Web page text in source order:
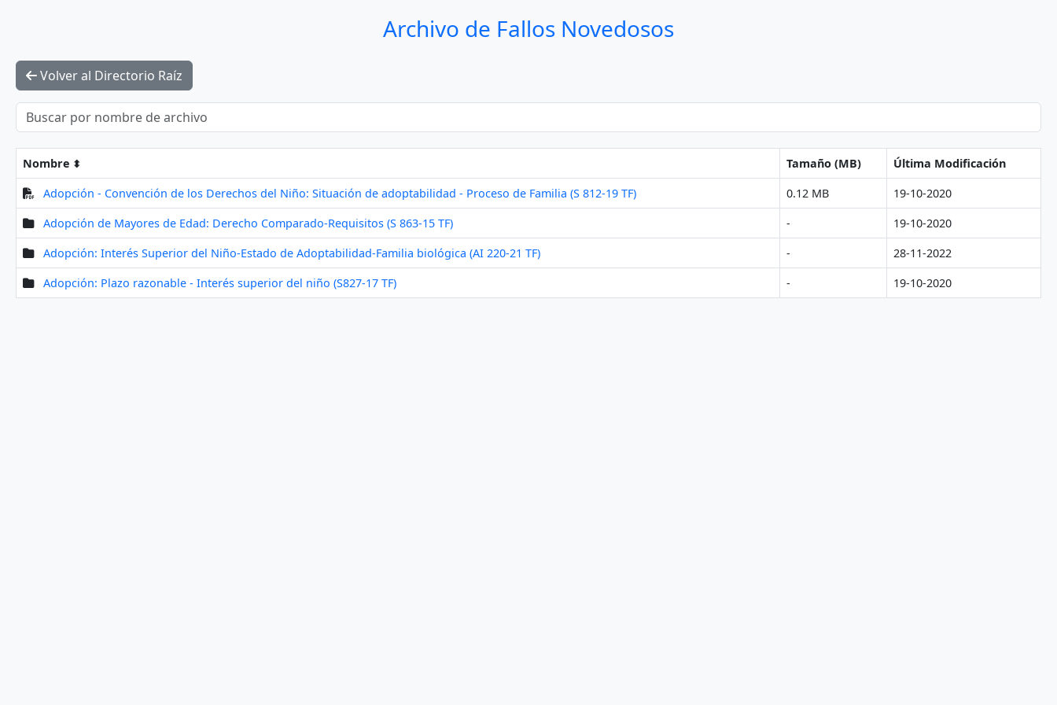
Archivo de Fallos Novedosos
Volver al Directorio Raíz
Nombre Tamaño (MB)
Última Modificación
Adopción - Convención de los Derechos del Niño: Situación de adoptabilidad - Proceso de Familia (S 812-19 TF)
0.12 MB
19-10-2020
Adopción de Mayores de Edad: Derecho Comparado-Requisitos (S 863-15 TF)
-
19-10-2020
Adopción: Interés Superior del Niño-Estado de Adoptabilidad-Familia biológica (AI 220-21 TF)
-
28-11-2022
Adopción: Plazo razonable - Interés superior del niño (S827-17 TF)
- 19-10-2020